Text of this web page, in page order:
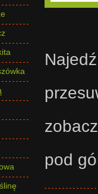
pod